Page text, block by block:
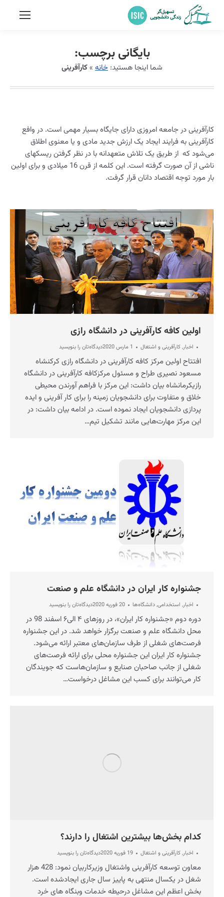
بایگانی برچسب:
شما اینجا هستید: خانه »کارآفرینی
کارآفرینی در جامعه امروزی دارای جایگاه بسیار مهمی است. در وافع
کارآفرینی به فرایند ایجاد یک ارزش جدید مادی و یا معنوی اطلاق
می‌شود که از طریق یک تلاش متعهدانه با در نظر گرفتن ریسکهای
ناشی از آن صورت گرفته است. این کلمه از قرن 16 میلادی و برای اولین
بار مورد توجه اقتصاد دانان قرار گرفت.
اولین کافه کارآفرینی در دانشگاه رازی
اخبار,کارآفرینی و اشتغال 1 مارس 2020 دیدگاه‌تان را بنویسید
افتتاح اولین مرکز کافه کارآفرینی در دانشگاه رازی کرکنشاه
مسعود نصیری طراح و مسئول مرکزکافه کارآفرینی در دانشگاه
رازیکرمانشاه بیان داشت: این مرکز با فراهم آورندن محیطی
خلاق و متفاوت برای دانشجویان زمینه را برای کار آفرینی و ایده
پردازی دانشجویان ایجاد نموده است. در ادامه بیان داشت: در
این مرکز مهارت‌هایی مانند تشکیل تیم…
جشنواره کار ایران در دانشگاه علم و صنعت
اخبار, استخدامی,دانشگاه‌ها 20 فوریه 2020 دیدگاه‌تان را بنویسید
دوره دوم «جشنواره کار ایران»، در روزهای ۴ الی۶ اسفند 98 در
محل دانشگاه علم و صنعت برگزار خواهد شد. در این جشنواره
فرصت‌های شغلی از طرف سازمان‌های معتبر ارائه می‌شود.
جشنواره کار ایران این جشنواره محلی برای ارائه فرصت‌های
شغلی از جانب صاحبان صنایع و سازمان‌هاست که جویندگان
کار می‌توانند برای کسب این مشاغل درخواست…
کدام بخش‌ها بیشترین اشتغال را دارند؟
اخبار,کارآفرینی و اشتغال 19 فوریه 2020 دیدگاه‌تان را بنویسید
معاون توسعه کارآفرینی واشتغال وزیرکاربیان نمود: 428 هزار
شغل در یکسال منتهی به پاییز سال جاری ایجادشده است.
بخش اعظم این مشاغل درحیطه خدمات وبنگاه های خرد